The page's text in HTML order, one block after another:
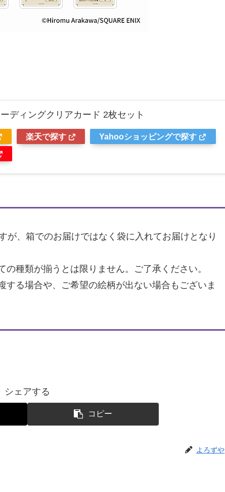
ディングクリアカード 2枚セット
楽天で探す
Yahooショッピングで探す
、箱でのお届けではなく袋に入れてお届けとなり
種類が揃うとは限りません。ご了承ください。
る場合や、ご希望の絵柄が出ない場合もございま
シェアする
コピー
よろずや